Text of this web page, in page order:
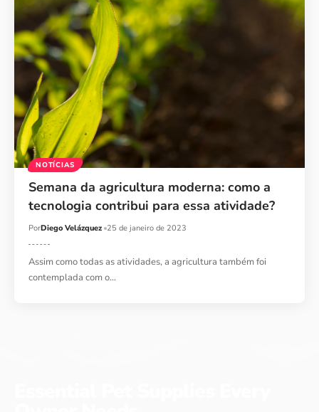
NOTÍCIAS
Semana da agricultura moderna: como a
tecnologia contribui para essa atividade?
PorDiego Velázquez 25 de janeiro de 2023
Assim como todas as atividades, a agricultura também foi
contemplada com o…